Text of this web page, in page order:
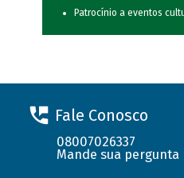
Patrocínio a eventos
Fale Conosco
08007026337
Mande sua pergunta